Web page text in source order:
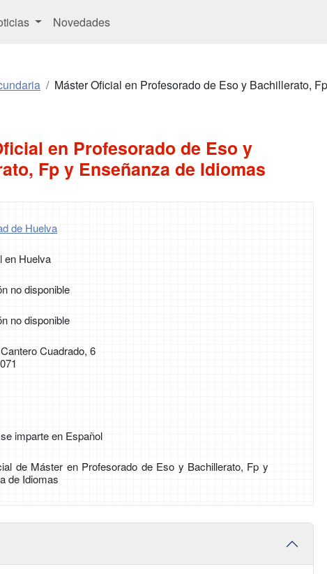
Novedades
Máster Oficial en Profesorado de Eso y Bachillerato,
en Profesorado de Eso y
Fp y Enseñanza de Idiomas
de Huelva
en Huelva
no disponible
no disponible
Cuadrado, 6
imparte en Español
de Máster en Profesorado de Eso y Bachillerato, Fp y
de Idiomas